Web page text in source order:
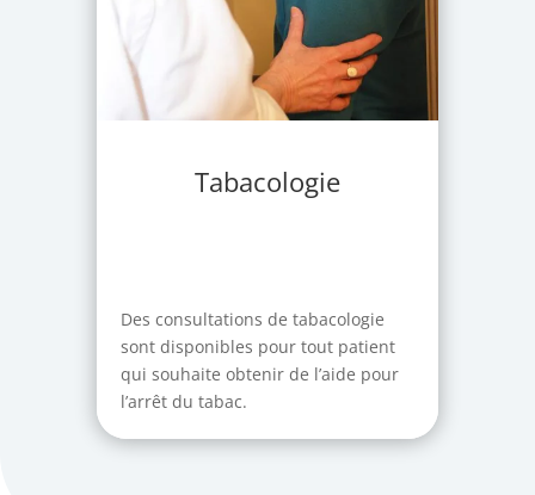
Tabacologie
Des consultations de tabacologie
sont disponibles pour tout patient
qui souhaite obtenir de l’aide pour
l’arrêt du tabac.